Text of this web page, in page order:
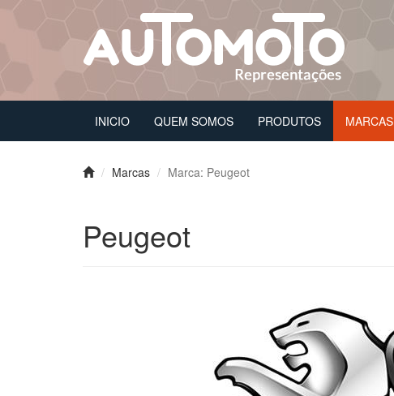
INICIO QUEM SOMOS PRODUTOS MARCAS
Marcas Marca: Peugeot
Peugeot